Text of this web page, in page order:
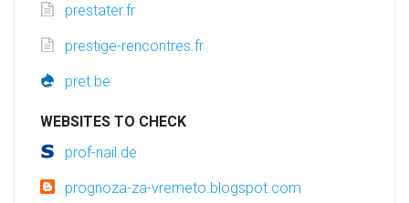
prestater.fr
prestige-rencontres.fr
pret.be
WEBSITES TO CHECK
prof-nail.de
prognoza-za-vremeto.blogspot.com